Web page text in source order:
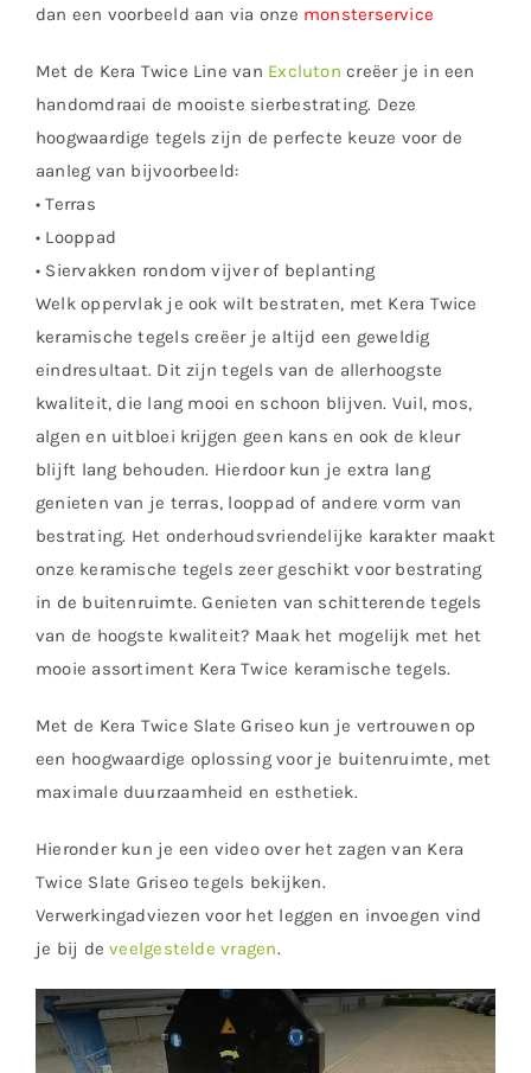
dan een voorbeeld aan via onze monsterservice
Met de Kera Twice Line van Excluton creëer je in een
handomdraai de mooiste sierbestrating. Deze
hoogwaardige tegels zijn de perfecte keuze voor de
aanleg van bijvoorbeeld:
• Terras
• Looppad
• Siervakken rondom vijver of beplanting
Welk oppervlak je ook wilt bestraten, met Kera Twice
keramische tegels creëer je altijd een geweldig
eindresultaat. Dit zijn tegels van de allerhoogste
kwaliteit, die lang mooi en schoon blijven. Vuil, mos,
algen en uitbloei krijgen geen kans en ook de kleur
blijft lang behouden. Hierdoor kun je extra lang
genieten van je terras, looppad of andere vorm van
bestrating. Het onderhoudsvriendelijke karakter maakt
onze keramische tegels zeer geschikt voor bestrating
in de buitenruimte. Genieten van schitterende tegels
van de hoogste kwaliteit? Maak het mogelijk met het
mooie assortiment Kera Twice keramische tegels.
Met de Kera Twice Slate Griseo kun je vertrouwen op
een hoogwaardige oplossing voor je buitenruimte, met
maximale duurzaamheid en esthetiek.
Hieronder kun je een video over het zagen van Kera
Twice Slate Griseo tegels bekijken.
Verwerkingadviezen voor het leggen en invoegen vind
je bij deveelgestelde vragen.